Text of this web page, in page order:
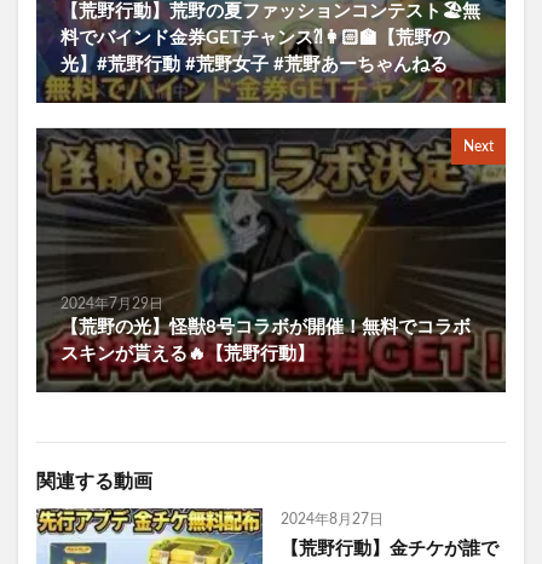
【荒野行動】荒野の夏ファッションコンテスト🏖️無
料でバインド金券GETチャンス⁈👩🏻‍🏫【荒野の
光】#荒野行動 #荒野女子 #荒野あーちゃんねる
Next
2024年7月29日
【荒野の光】怪獣8号コラボが開催！無料でコラボ
スキンが貰える🔥【荒野行動】
関連する動画
2024年8月27日
【荒野行動】金チケが誰で